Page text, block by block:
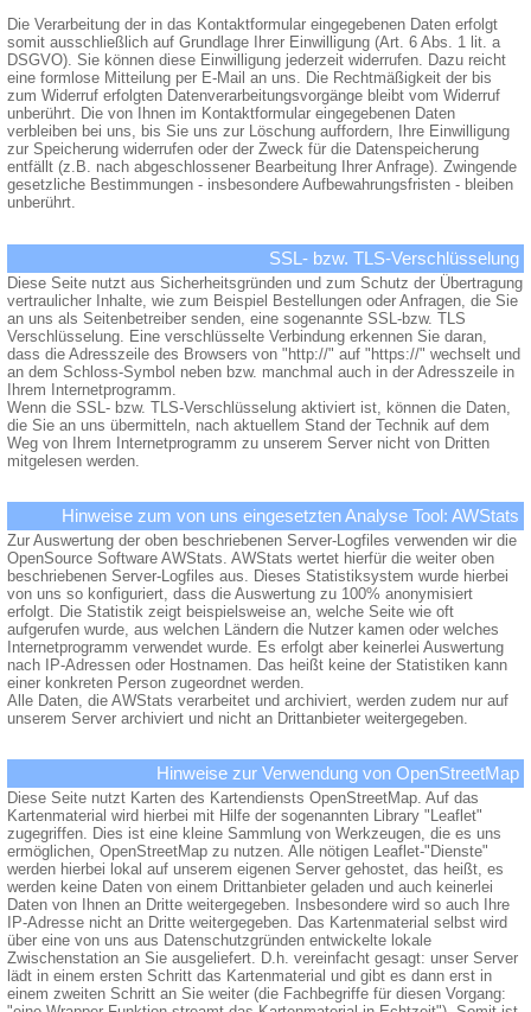
Die Verarbeitung der in das Kontaktformular eingegebenen Daten erfolgt
somit ausschließlich auf Grundlage Ihrer Einwilligung (Art. 6 Abs. 1 lit. a
DSGVO). Sie können diese Einwilligung jederzeit widerrufen. Dazu reicht
eine formlose Mitteilung per E-Mail an uns. Die Rechtmäßigkeit der bis
zum Widerruf erfolgten Datenverarbeitungsvorgänge bleibt vom Widerruf
unberührt. Die von Ihnen im Kontaktformular eingegebenen Daten
verbleiben bei uns, bis Sie uns zur Löschung auffordern, Ihre Einwilligung
zur Speicherung widerrufen oder der Zweck für die Datenspeicherung
entfällt (z.B. nach abgeschlossener Bearbeitung Ihrer Anfrage). Zwingende
gesetzliche Bestimmungen - insbesondere Aufbewahrungsfristen - bleiben
unberührt.
SSL- bzw. TLS-Verschlüsselung
Diese Seite nutzt aus Sicherheitsgründen und zum Schutz der Übertragung
vertraulicher Inhalte, wie zum Beispiel Bestellungen oder Anfragen, die Sie
an uns als Seitenbetreiber senden, eine sogenannte SSL-bzw. TLS
Verschlüsselung. Eine verschlüsselte Verbindung erkennen Sie daran,
dass die Adresszeile des Browsers von "http://" auf "https://" wechselt und
an dem Schloss-Symbol neben bzw. manchmal auch in der Adresszeile in
Ihrem Internetprogramm.
Wenn die SSL- bzw. TLS-Verschlüsselung aktiviert ist, können die Daten,
die Sie an uns übermitteln, nach aktuellem Stand der Technik auf dem
Weg von Ihrem Internetprogramm zu unserem Server nicht von Dritten
mitgelesen werden.
Hinweise zum von uns eingesetzten Analyse Tool: AWStats
Zur Auswertung der oben beschriebenen Server-Logfiles verwenden wir die
OpenSource Software AWStats. AWStats wertet hierfür die weiter oben
beschriebenen Server-Logfiles aus. Dieses Statistiksystem wurde hierbei
von uns so konfiguriert, dass die Auswertung zu 100% anonymisiert
erfolgt. Die Statistik zeigt beispielsweise an, welche Seite wie oft
aufgerufen wurde, aus welchen Ländern die Nutzer kamen oder welches
Internetprogramm verwendet wurde. Es erfolgt aber keinerlei Auswertung
nach IP-Adressen oder Hostnamen. Das heißt keine der Statistiken kann
einer konkreten Person zugeordnet werden.
Alle Daten, die AWStats verarbeitet und archiviert, werden zudem nur auf
unserem Server archiviert und nicht an Drittanbieter weitergegeben.
Hinweise zur Verwendung von OpenStreetMap
Diese Seite nutzt Karten des Kartendiensts OpenStreetMap. Auf das
Kartenmaterial wird hierbei mit Hilfe der sogenannten Library "Leaflet"
zugegriffen. Dies ist eine kleine Sammlung von Werkzeugen, die es uns
ermöglichen, OpenStreetMap zu nutzen. Alle nötigen Leaflet-"Dienste"
werden hierbei lokal auf unserem eigenen Server gehostet, das heißt, es
werden keine Daten von einem Drittanbieter geladen und auch keinerlei
Daten von Ihnen an Dritte weitergegeben. Insbesondere wird so auch Ihre
IP-Adresse nicht an Dritte weitergegeben. Das Kartenmaterial selbst wird
über eine von uns aus Datenschutzgründen entwickelte lokale
Zwischenstation an Sie ausgeliefert. D.h. vereinfacht gesagt: unser Server
lädt in einem ersten Schritt das Kartenmaterial und gibt es dann erst in
einem zweiten Schritt an Sie weiter (die Fachbegriffe für diesen Vorgang: